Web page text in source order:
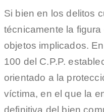
Si bien en los delitos
técnicamente la
objetos implicados.
100 del C.P.P.
orientado a la
víctima, en el que la
definitiva del bien